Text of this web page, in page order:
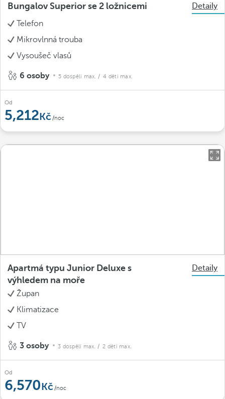
Bungalov Superior se 2 ložnicemi
Detaily
Telefon
Mikrovlnná trouba
Vysoušeč vlasů
6 osoby 5 dospělí max. / 4 děti max.
Od
5,212 /noc
Apartmá typu Junior Deluxe s
výhledem na moře
Detaily
Župan
Klimatizace
TV
3 osoby 3 dospělí max. / 2 děti max.
Od
6,570 /noc